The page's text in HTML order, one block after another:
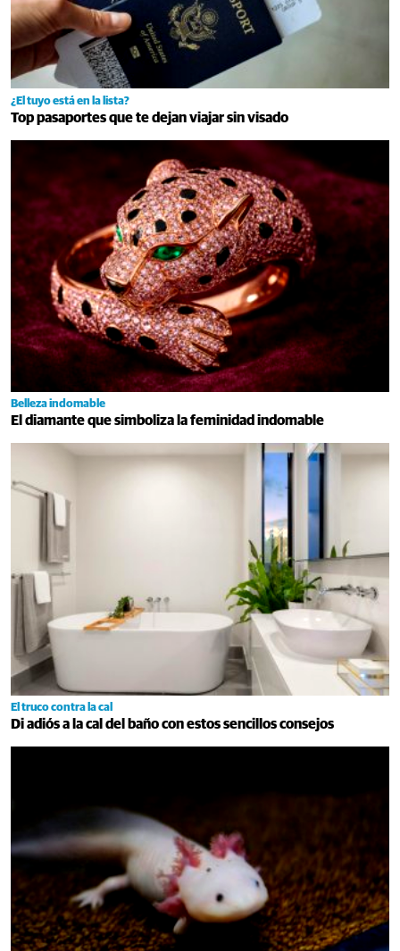
¿El tuyo está en la lista?
Top pasaportes que te dejan viajar sin visado
Belleza indomable
El diamante que simboliza la feminidad indomable
El truco contra la cal
Di adiós a la cal del baño con estos sencillos consejos